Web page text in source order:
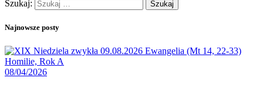
Szukaj:
Najnowsze posty
Homilie, Rok A
08/04/2026